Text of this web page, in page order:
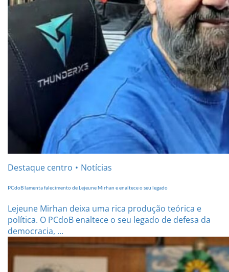
Destaque centro Notícias
PCdoB lamenta falecimento de Lejeune Mirhan e enaltece o seu legado
Lejeune Mirhan deixa uma rica produção teórica e
política. O PCdoB enaltece o seu legado de defesa da
democracia, ...